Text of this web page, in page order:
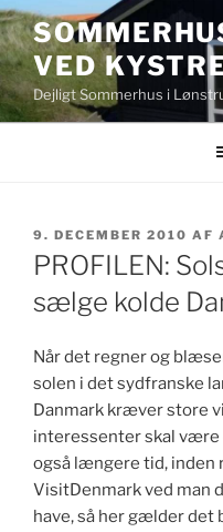
Videre
til
indholdVED
Dejligt Sommerhus i
UDGIVET
DEN
9. DECEMBER 2010 AF
PROFILEN:
sælge kolde
Når det regner og
solen i det sydfranske
Danmark kræver store
interessenter skal være
også længere tid, inden
VisitDenmark ved man
have, så her gælder det